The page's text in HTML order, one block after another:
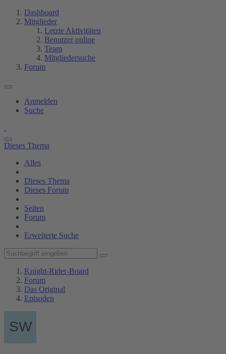
Dashboard
Mitglieder
Letzte Aktivitäten
Benutzer online
Team
Mitgliedersuche
Forum
Anmelden
Suche
Dieses Thema
Alles
Dieses Thema
Dieses Forum
Seiten
Forum
Erweiterte Suche
Knight-Rider-Board
Forum
Das Original
Episoden